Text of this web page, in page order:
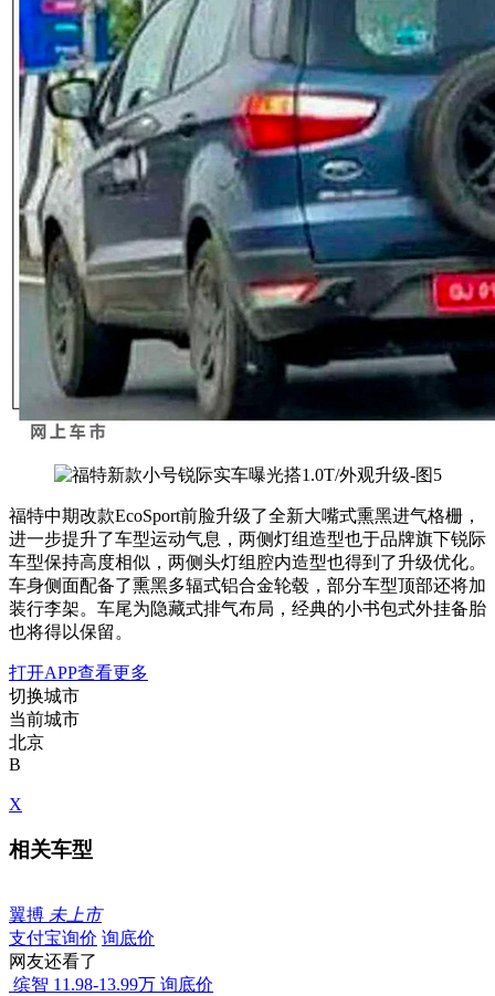
福特中期改款EcoSport前脸升级了全新大嘴式熏黑进气格栅，
进一步提升了车型运动气息，两侧灯组造型也于品牌旗下锐际
车型保持高度相似，两侧头灯组腔内造型也得到了升级优化。
车身侧面配备了熏黑多辐式铝合金轮毂，部分车型顶部还将加
装行李架。车尾为隐藏式排气布局，经典的小书包式外挂备胎
也将得以保留。
打开APP查看更多
切换城市
当前城市
北京
B
X
相关车型
翼搏 未上市
支付宝询价 询底价
网友还看了
缤智 11.98-13.99万 询底价